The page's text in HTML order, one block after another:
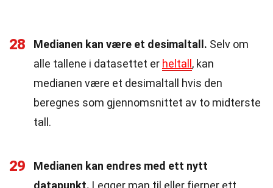
28 Medianen kan være et desimaltall. Selv om
alle tallene i datasettet er heltall , kan
medianen være et desimaltall hvis den
beregnes som gjennomsnittet av to midterste
tall.
29
Medianen kan endres med ett nytt
datapunkt. Legger man til eller fjerner ett